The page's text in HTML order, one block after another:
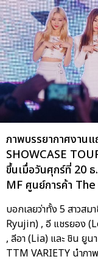
ภาพบรรยากาศงาน
SHOWCASE
ขึ้นเมื่อวันศุกร์ที่ 20
MF ศูนย์การค้า
บอกเลยว่าทั้ง 5 สาวส
Ryujin) , อี แชรยอง
, ลีอา (Lia) และ ชิน ยู
TTM VARIETY นำภา